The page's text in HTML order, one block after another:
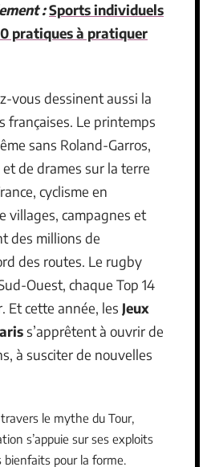
:Sports individuels
pratiques à pratiquer
vous dessinent aussi la
françaises. Le printemps
sans Roland-Garros,
de drames sur la terre
cyclisme en
villages, campagnes et
des millions de
des routes. Le rugby
Ouest, chaque Top 14
Et cette année, les Jeux
s’apprêtent à ouvrir de
à susciter de nouvelles
le mythe du Tour,
s’appuie sur ses exploits
bienfaits pour la forme.